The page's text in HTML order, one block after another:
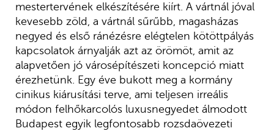
mestertervének elkészítésére kiírt. A vártnál jóval
kevesebb zöld, a vártnál sűrűbb, magasházas
negyed és első ránézésre elégtelen kötöttpályás
kapcsolatok árnyalják azt az örömöt, amit az
alapvetően jó városépítészeti koncepció miatt
érezhetünk. Egy éve bukott meg a kormány
cinikus kiárusítási terve, ami teljesen irreális
módon felhőkarcolós luxusnegyedet álmodott
Budapest egyik legfontosabb rozsdaövezeti